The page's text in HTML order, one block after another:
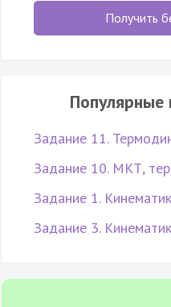
Получить
Популярные
Задание 11.
Задание 10. МКТ,
Задание 1.
Задание 3.